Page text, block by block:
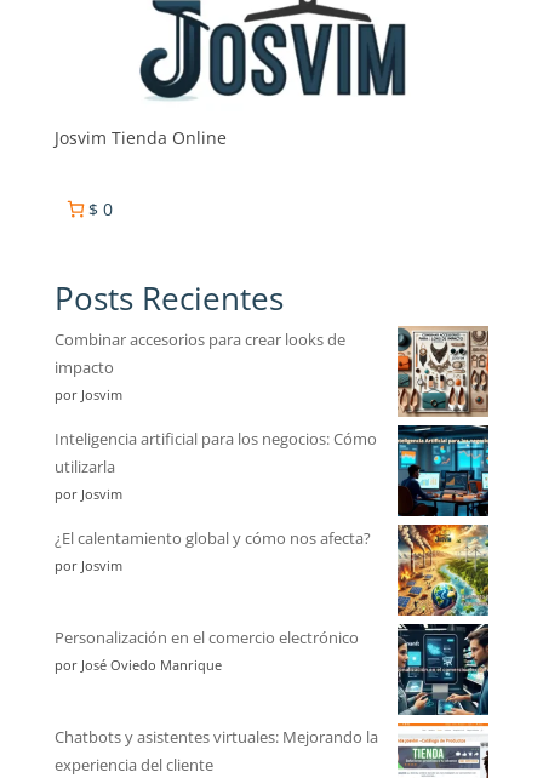
Josvim Tienda Online
$ 0
Posts Recientes
Combinar accesorios para crear looks de
impacto
por Josvim
Inteligencia artificial para los negocios: Cómo
utilizarla
por Josvim
¿El calentamiento global y cómo nos afecta?
por Josvim
Personalización en el comercio electrónico
por José Oviedo Manrique
Chatbots y asistentes virtuales: Mejorando la
experiencia del cliente